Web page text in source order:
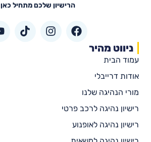
הרישיון שלכם מתחיל כאן
ניווט מהיר
עמוד הבית
אודות דרייבלי
מורי הנהיגה שלנו
רישיון נהיגה לרכב פרטי
רישיון נהיגה לאופנוע